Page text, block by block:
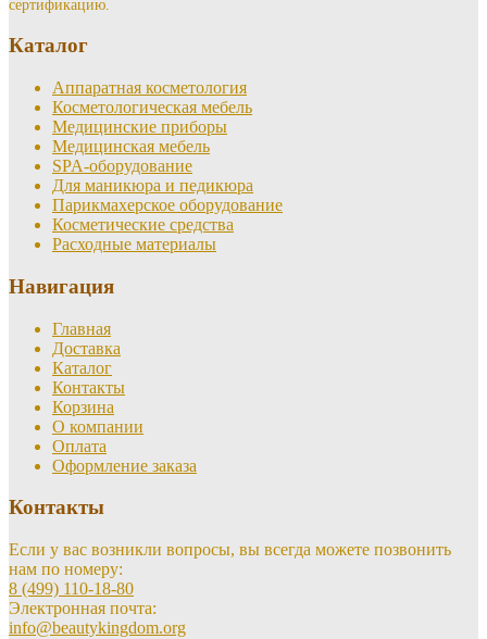
сертификацию.
Каталог
Аппаратная косметология
Косметологическая мебель
Медицинские приборы
Медицинская мебель
SPA-оборудование
Для маникюра и педикюра
Парикмахерское оборудование
Косметические средства
Расходные материалы
Навигация
Главная
Доставка
Каталог
Контакты
Корзина
О компании
Оплата
Оформление заказа
Контакты
Если у вас возникли вопросы, вы всегда можете позвонить
нам по номеру:
8 (499) 110-18-80
Электронная почта:
info@beautykingdom.org